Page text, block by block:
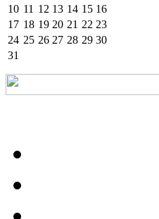
10 11 12 13 14 15 16
17 18 19 20 21 22 23
24 25 26 27 28 29 30
31